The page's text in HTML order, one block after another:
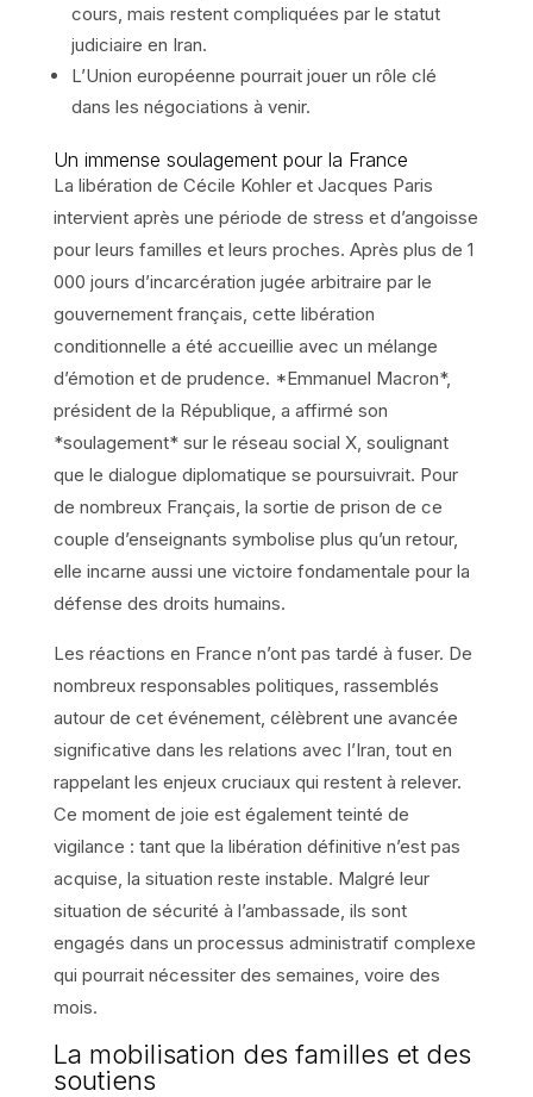
cours, mais restent compliquées par le statut
judiciaire en Iran.
L’Union européenne pourrait jouer un rôle clé
dans les négociations à venir.
Un immense soulagement pour la France
La libération de Cécile Kohler et Jacques Paris
intervient après une période de stress et d’angoisse
pour leurs familles et leurs proches. Après plus de 1
000 jours d’incarcération jugée arbitraire par le
gouvernement français, cette libération
conditionnelle a été accueillie avec un mélange
d’émotion et de prudence. *Emmanuel Macron*,
président de la République, a affirmé son
*soulagement* sur le réseau social X, soulignant
que le dialogue diplomatique se poursuivrait. Pour
de nombreux Français, la sortie de prison de ce
couple d’enseignants symbolise plus qu’un retour,
elle incarne aussi une victoire fondamentale pour la
défense des droits humains.
Les réactions en France n’ont pas tardé à fuser. De
nombreux responsables politiques, rassemblés
autour de cet événement, célèbrent une avancée
significative dans les relations avec l’Iran, tout en
rappelant les enjeux cruciaux qui restent à relever.
Ce moment de joie est également teinté de
vigilance : tant que la libération définitive n’est pas
acquise, la situation reste instable. Malgré leur
situation de sécurité à l’ambassade, ils sont
engagés dans un processus administratif complexe
qui pourrait nécessiter des semaines, voire des
mois.
La mobilisation des familles et des
soutiens